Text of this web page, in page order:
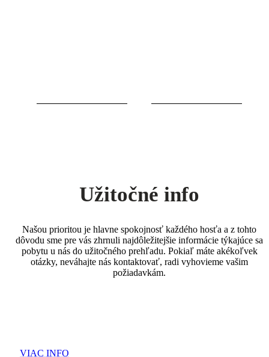
Užitočné info
Našou prioritou je hlavne spokojnosť každého hosťa a z tohto
dôvodu sme pre vás zhrnuli najdôležitejšie informácie týkajúce sa
pobytu u nás do užitočného prehľadu. Pokiaľ máte akékoľvek
otázky, neváhajte nás kontaktovať, radi vyhovieme vašim
požiadavkám.
VIAC INFO